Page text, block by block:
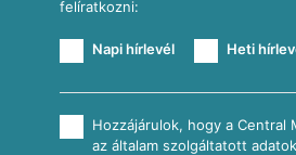
felíratkozni:
Napi hírlevél Heti
Hozzájárulok, hogy a Central
az általam szolgáltatott